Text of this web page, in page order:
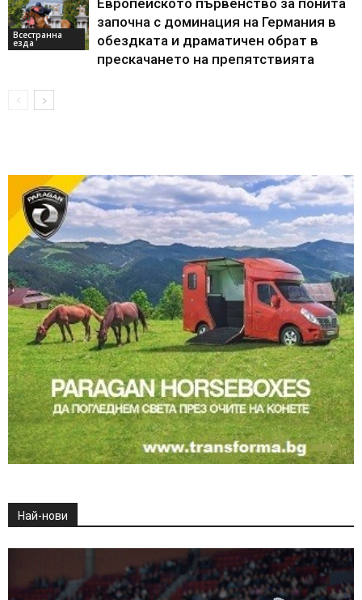
Всестранна
езда
започна с доминация на Германия в
обездката и драматичен обрат в
прескачането на препятствията
Най-нови